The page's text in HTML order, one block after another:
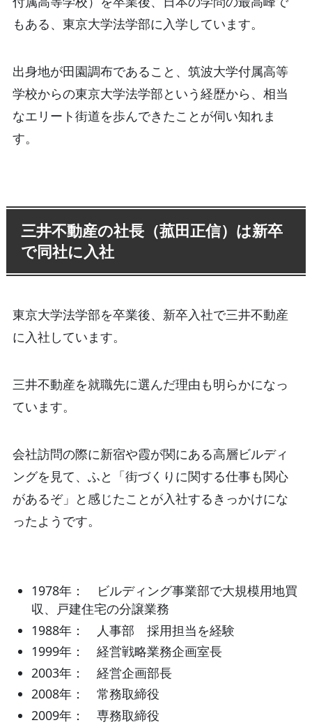
もある、東京大学法学部に入学しています。
出身地が田園調布であること、筑波大学付属高等
学校からの東京大学法学部という経歴から、相当
なエリート街道を歩んできたことが伺い知れま
す。
三井不動産の社長（菰田正信）は新卒
で同社に入社
東京大学法学部を卒業後、新卒入社で三井不動産
に入社しています。
三井不動産を就職先に選んだ理由も明らかになっ
ています。
会社訪問の際に新宿や霞が関にある高層ビルディ
ングを見て、ふと「街づくりに関する仕事も関心
があるぞ」と感じたことが入社するきっかけにな
ったようです。
1978年： ビルディング事業部で大規模用地買
収、戸建住宅の分譲業務
1988年： 人事部 採用担当を経験
1999年： 経営戦略業務企画室長
2003年： 経営企画部長
2008年： 常務取締役
2009年： 専務取締役